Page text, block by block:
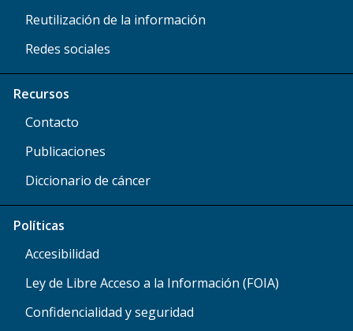
Reutilización de la información
Redes sociales
Recursos
Contacto
Publicaciones
Diccionario de cáncer
Políticas
Accesibilidad
Ley de Libre Acceso a la Información (FOIA)
Confidencialidad y seguridad